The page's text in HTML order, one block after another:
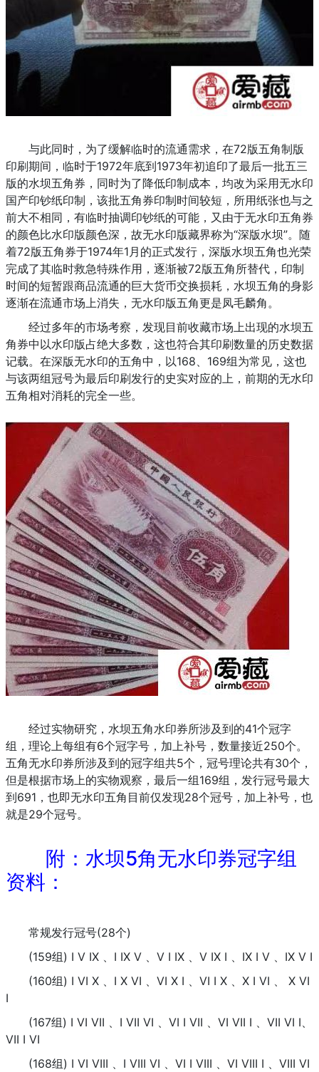
与此同时，为了缓解临时的流通需求，在72版五角制版
印刷期间，临时于1972年底到1973年初追印了最后一批五三
版的水坝五角券，同时为了降低印制成本，均改为采用无水印
国产印钞纸印制，该批五角券印制时间较短，所用纸张也与之
前大不相同，有临时抽调印钞纸的可能，又由于无水印五角券
的颜色比水印版颜色深，故无水印版藏界称为“深版水坝”。随
着72版五角券于1974年1月的正式发行，深版水坝五角也光荣
完成了其临时救急特殊作用，逐渐被72版五角所替代，印制
时间的短暂跟商品流通的巨大货币交换损耗，水坝五角的身影
逐渐在流通市场上消失，无水印版五角更是凤毛麟角。
经过多年的市场考察，发现目前收藏市场上出现的水坝五
角券中以水印版占绝大多数，这也符合其印刷数量的历史数据
记载。在深版无水印的五角中，以168、169组为常见，这也
与该两组冠号为最后印刷发行的史实对应的上，前期的无水印
五角相对消耗的完全一些。
经过实物研究，水坝五角水印券所涉及到的41个冠字
组，理论上每组有6个冠字号，加上补号，数量接近250个。
五角无水印券所涉及到的冠字组共5个，冠号理论共有30个，
但是根据市场上的实物观察，最后一组169组，发行冠号最大
到691，也即无水印五角目前仅发现28个冠号，加上补号，也
就是29个冠号。
附：水坝5角无水印券冠字组
资料：
常规发行冠号(28个)
(159组) I V IX 、I IX V 、V I IX 、V IX I 、IX I V 、IX V I
(160组) I VI X 、I X VI 、VI X I 、VI I X 、X I VI 、 X VI
I
(167组) I VI VII 、I VII VI 、VI I VII 、VI VII I 、VII VI I、
VII I VI
(168组) I VI VIII 、I VIII VI 、VI I VIII 、VI VIII I 、VIII VI